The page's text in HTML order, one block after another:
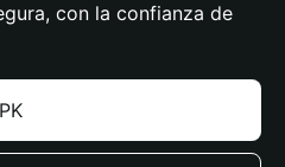
con la confianza de